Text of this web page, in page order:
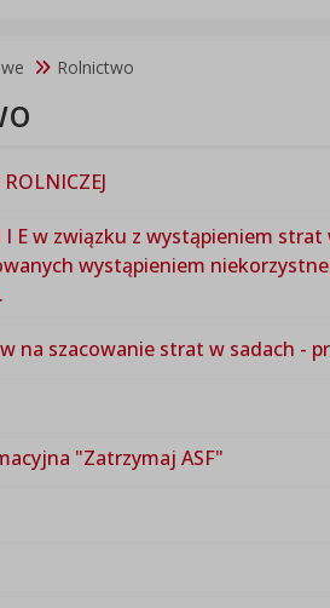
Rolnictwo
I E w związku z wystąpieniem
wystąpieniem
na szacowanie strat w sadach -
"Zatrzymaj ASF"